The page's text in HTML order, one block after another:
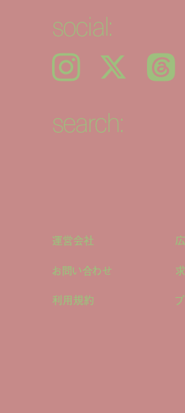
social:
Instagram 𝕏 Threads
search:
運営会社
お問い合わせ
利用規約